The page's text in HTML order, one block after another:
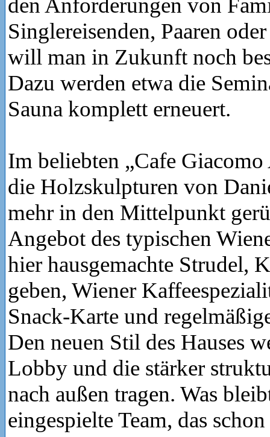
den Anforderungen von
Singlereisenden, Paaren
will man in Zukunft noch
Dazu werden etwa die
Sauna komplett erneuert.
Im beliebten „Cafe
die Holzskulpturen von
mehr in den Mittelpunkt
Angebot des typischen
hier hausgemachte Strudel,
geben, Wiener
Snack-Karte und
Den neuen Stil des Hauses
Lobby und die stärker
nach außen tragen. Was
eingespielte Team, das